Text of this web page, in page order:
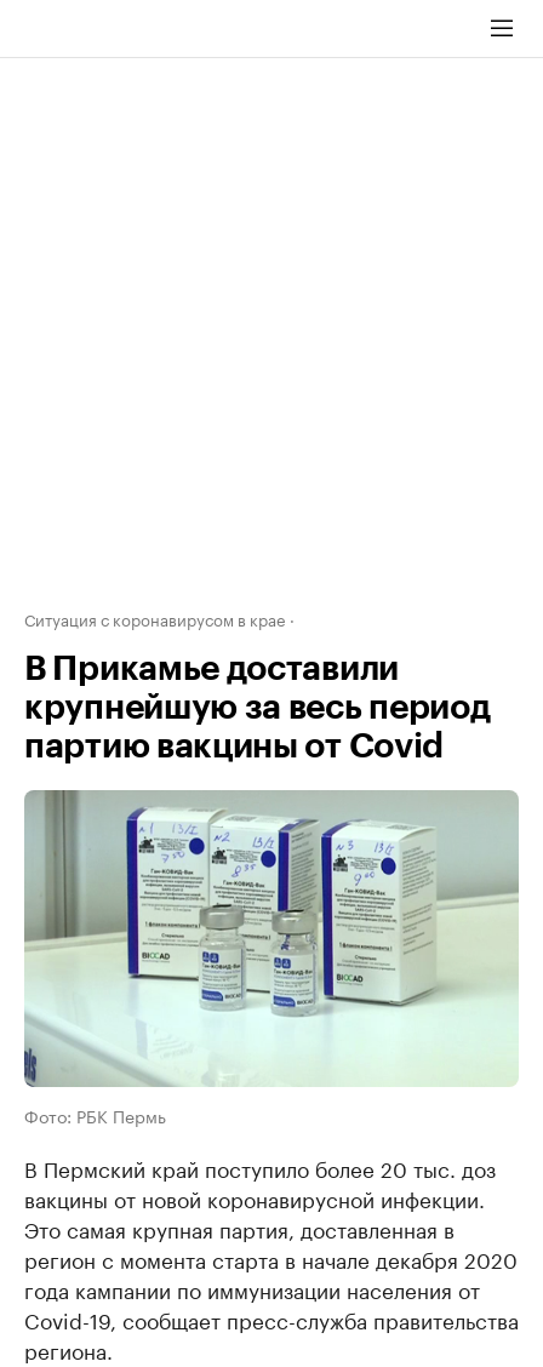
Ситуация с коронавирусом в крае
В Прикамье доставили
крупнейшую за весь период
партию вакцины от Covid
Фото: РБК Пермь
В Пермский край поступило более 20 тыс. доз
вакцины от новой коронавирусной инфекции.
Это самая крупная партия, доставленная в
регион с момента старта в начале декабря 2020
года кампании по иммунизации населения от
Covid-19, сообщает пресс-служба правительства
региона.